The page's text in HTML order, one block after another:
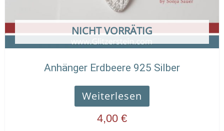
NICHT VORRÄTIG
Anhänger Erdbeere 925 Silber
Weiterlesen
4,00 €